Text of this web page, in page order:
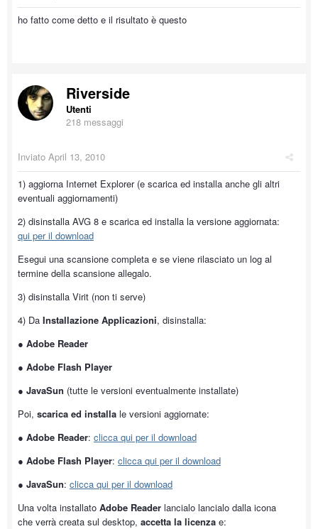
ho fatto come detto e il risultato è questo
Riverside
Utenti
218 messaggi
Inviato April 13, 2010
1) aggiorna Internet Explorer (e scarica ed installa anche gli altri
eventuali aggiornamenti)
2) disinstalla AVG 8 e scarica ed installa la versione aggiornata:
qui per il download
Esegui una scansione completa e se viene rilasciato un log al
termine della scansione allegalo.
3) disinstalla Virit (non ti serve)
4) Da Installazione Applicazioni, disinstalla:
● Adobe Reader
● Adobe Flash Player
● JavaSun (tutte le versioni eventualmente installate)
Poi, scarica ed installa le versioni aggiornate:
● Adobe Reader: clicca qui per il download
● Adobe Flash Player: clicca qui per il download
● JavaSun: clicca qui per il download
Una volta installato Adobe Reader lancialo lancialo dalla icona
che verrà creata sul desktop, accetta la licenza e: